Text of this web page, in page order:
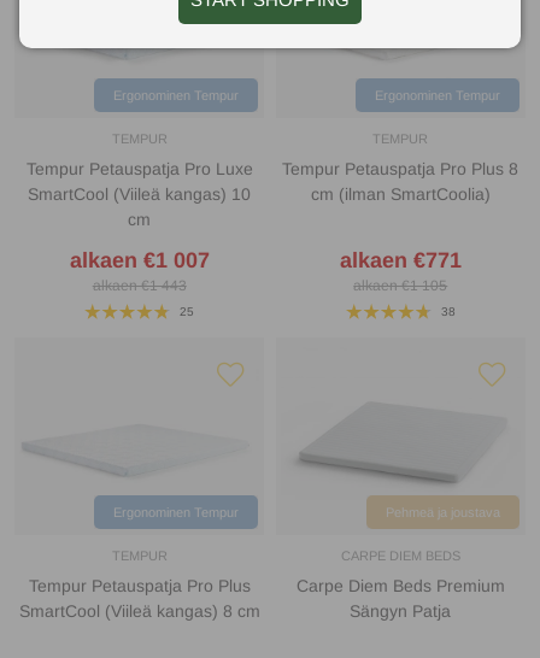
Ergonominen Tempur
TEMPUR
Tempur Petauspatja Pro Luxe
SmartCool (Viileä kangas) 10
cm
alkaen €1 007
alkaen €1 443
25
Ergonominen Tempur
TEMPUR
Tempur Petauspatja Pro Plus 8
cm (ilman SmartCoolia)
alkaen €771
alkaen €1 105
38
Ergonominen Tempur
TEMPUR
Tempur Petauspatja Pro Plus
SmartCool (Viileä kangas) 8 cm
Pehmeä ja joustava
CARPE DIEM BEDS
Carpe Diem Beds Premium
Sängyn Patja